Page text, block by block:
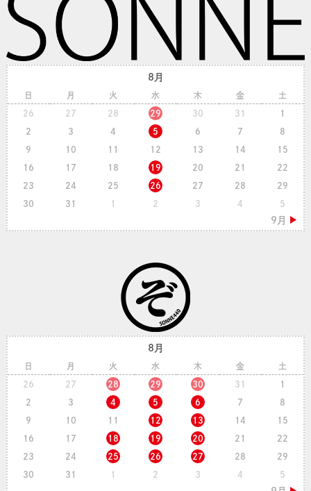
8月
日 月 火 水 木 金 土
26 27 28 29 30 31 1
2 3 4 5 6 7 8
9 10 11 12 13 14 15
16 17 18 19 20 21 22
23 24 25 26 27 28 29
30 31 1 2 3 4 5
8月
日 月 火 水 木 金 土
26 27 28 29 30 31 1
2 3 4 5 6 7 8
9 10 11 12 13 14 15
16 17 18 19 20 21 22
23 24 25 26 27 28 29
30 31 1 2 3 4 5